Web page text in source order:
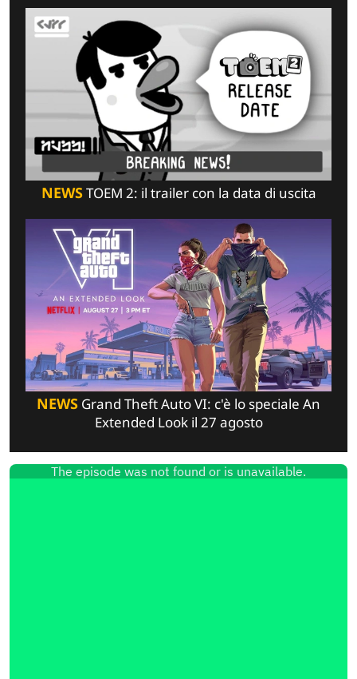
NEWSTOEM 2: il trailer con la data di uscita
NEWS Grand Theft Auto VI: c'è lo speciale An
Extended Look il 27 agosto